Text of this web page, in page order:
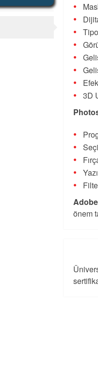
3D
Adobe
önem